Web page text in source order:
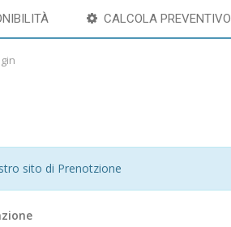
CALCOLA PREVENTIVO
sito di Prenotzione